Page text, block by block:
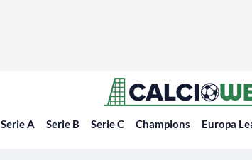
Serie A Serie B Serie C Champions Europa